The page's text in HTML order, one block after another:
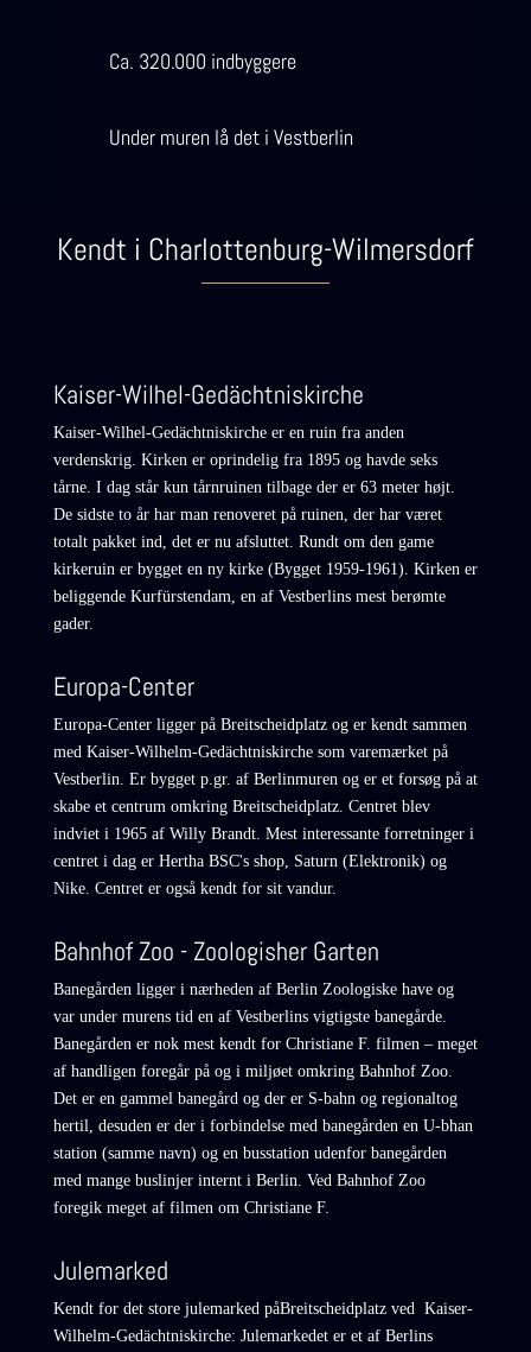
Ca. 320.000 indbyggere
Under muren lå det i Vestberlin
Kendt i Charlottenburg-Wilmersdorf
Kaiser-Wilhel-Gedächtniskirche
Kaiser-Wilhel-Gedächtniskirche er en ruin fra anden
verdenskrig. Kirken er oprindelig fra 1895 og havde seks
tårne. I dag står kun tårnruinen tilbage der er 63 meter højt.
De sidste to år har man renoveret på ruinen, der har været
totalt pakket ind, det er nu afsluttet. Rundt om den game
kirkeruin er bygget en ny kirke (Bygget 1959-1961). Kirken er
beliggende Kurfürstendam, en af Vestberlins mest berømte
gader.
Europa-Center
Europa-Center ligger på Breitscheidplatz og er kendt sammen
med Kaiser-Wilhelm-Gedächtniskirche som varemærket på
Vestberlin. Er bygget p.gr. af Berlinmuren og er et forsøg på at
skabe et centrum omkring Breitscheidplatz. Centret blev
indviet i 1965 af Willy Brandt. Mest interessante forretninger i
centret i dag er Hertha BSC's shop, Saturn (Elektronik) og
Nike. Centret er også kendt for sit vandur.
Bahnhof Zoo - Zoologisher Garten
Banegården ligger i nærheden af Berlin Zoologiske have og
var under murens tid en af Vestberlins vigtigste banegårde.
Banegården er nok mest kendt for Christiane F. filmen – meget
af handligen foregår på og i miljøet omkring Bahnhof Zoo.
Det er en gammel banegård og der er S-bahn og regionaltog
hertil, desuden er der i forbindelse med banegården en U-bhan
station (samme navn) og en busstation udenfor banegården
med mange buslinjer internt i Berlin. Ved Bahnhof Zoo
foregik meget af filmen om Christiane F.
Julemarked
Kendt for det store julemarked påBreitscheidplatz ved Kaiser-
Wilhelm-Gedächtniskirche: Julemarkedet er et af Berlins